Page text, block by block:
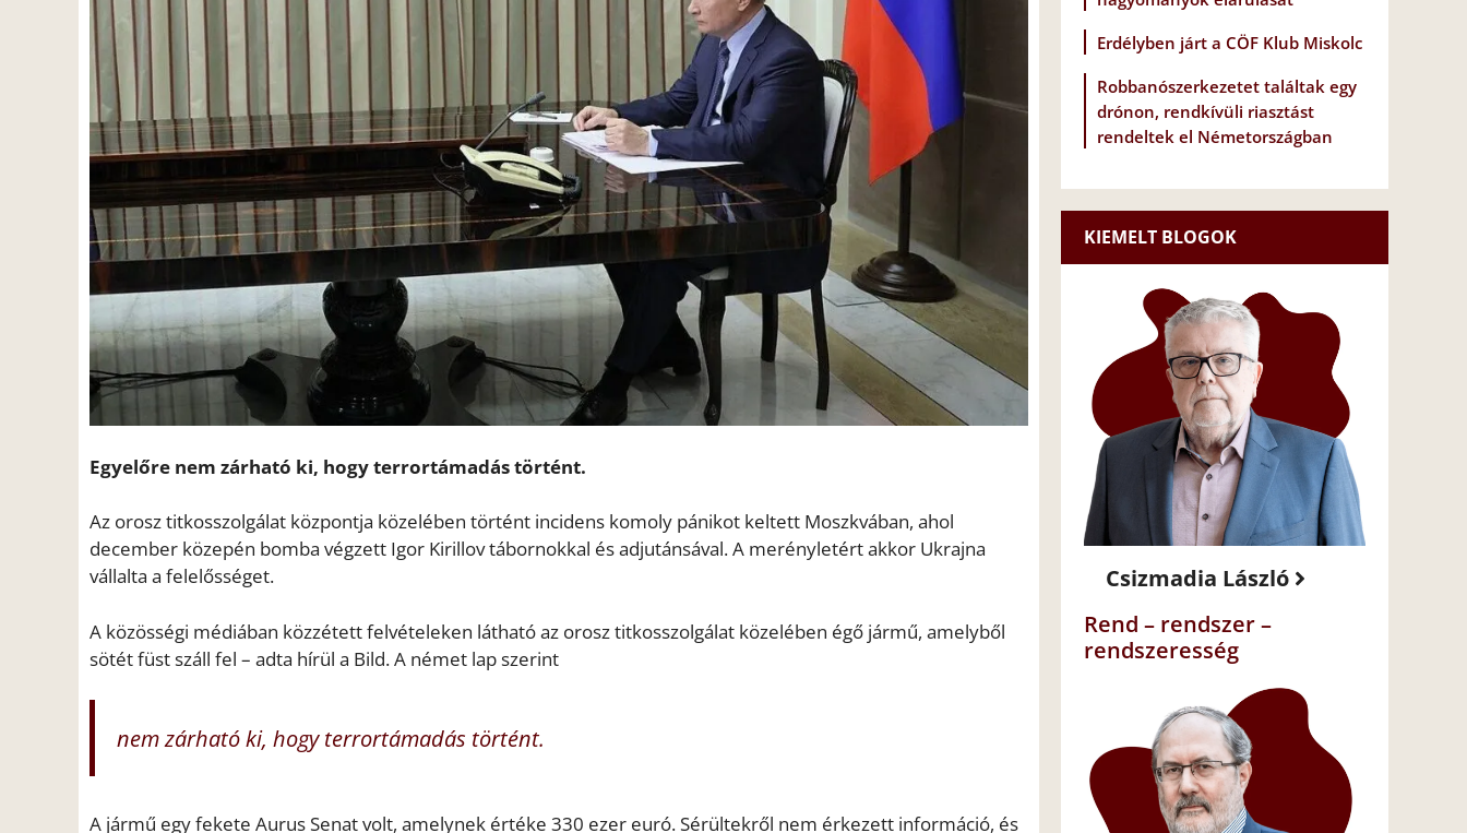
Egyelőre nem zárható ki, hogy terrortámadás történt.
Az orosz titkosszolgálat központja közelében történt incidens komoly pánikot keltett Moszkvában, ahol
december közepén bomba végzett Igor Kirillov tábornokkal és adjutánsával. A merényletért akkor Ukrajna
vállalta a felelősséget.
A közösségi médiában közzétett felvételeken látható az orosz titkosszolgálat közelében égő jármű, amelyből
sötét füst száll fel – adta hírül a Bild. A német lap szerint
nem zárható ki, hogy terrortámadás történt.
A jármű egy fekete Aurus Senat volt, amelynek értéke 330 ezer euró. Sérültekről nem érkezett információ, és
Erdélyben járt a CÖF Klub Miskolc
Robbanószerkezetet találtak egy
drónon, rendkívüli riasztást
rendeltek el Németországban
KIEMELT BLOGOK
Csizmadia László
Rend – rendszer –
rendszeresség